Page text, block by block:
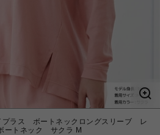
ラス ボートネックロングスリーブ レ
ートネック サクラ M